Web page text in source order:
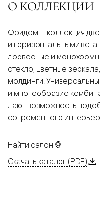
О КОЛЛЕКЦИИ
Фридом — коллекция
и горизонтальными
древесные и
стекло, цветные
молдинги.
и многообразие
дают возможность
современного
Найти салон
Скачать каталог (PDF)